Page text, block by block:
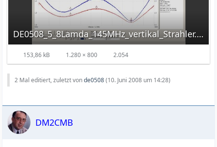
DE0508_5_8Lamda_145MHz_vertikal_Strahler.jpg
153,86 kB 1.280 × 800 2.054
2 Mal editiert, zuletzt vonde0508(10. Juni 2008 um 14:28)
DM2CMB